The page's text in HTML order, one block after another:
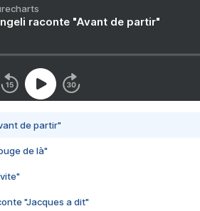
raconte "Avant de partir"
de partir"
de là"
"Jacques a dit"